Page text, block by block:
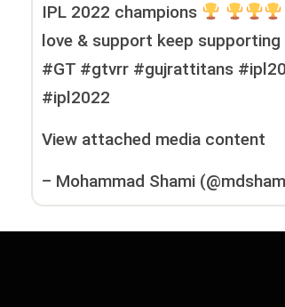
IPL 2022 champions
love & support keep supporting
#GT #gtvrr #gujrattitans
#ipl2022
View attached media content
– Mohammad Shami